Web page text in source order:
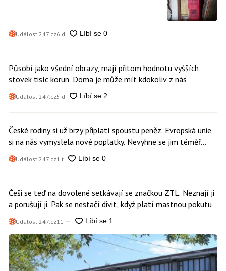
Události247.cz6 d
Působí jako všední obrazy, mají přitom hodnotu vyšších
stovek tisíc korun. Doma je může mít kdokoliv z nás
Události247.cz5 d
České rodiny si už brzy připlatí spoustu peněz. Evropská unie
si na nás vymyslela nové poplatky. Nevyhne se jim téměř
nikdo
Události247.cz1 t
Češi se teď na dovolené setkávají se značkou ZTL. Neznají ji
a porušují ji. Pak se nestačí divit, když platí mastnou pokutu
Události247.cz11 m